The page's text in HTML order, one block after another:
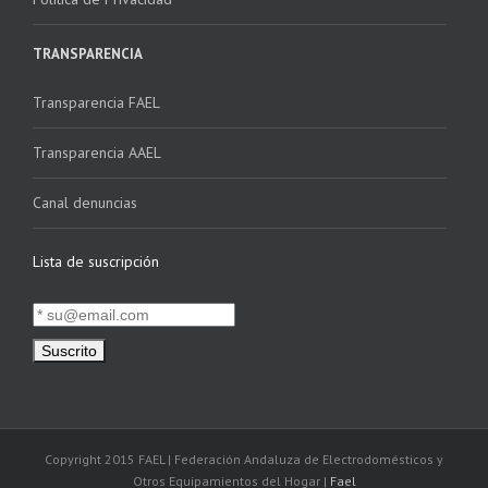
TRANSPARENCIA
Transparencia FAEL
Transparencia AAEL
Canal denuncias
Lista de suscripción
Copyright 2015 FAEL | Federación Andaluza de Electrodomésticos y
Otros Equipamientos del Hogar | Fael